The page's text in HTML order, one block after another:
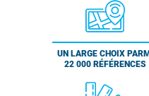
UN LARGE CHOIX PARMI
22 000 RÉFÉRENCES